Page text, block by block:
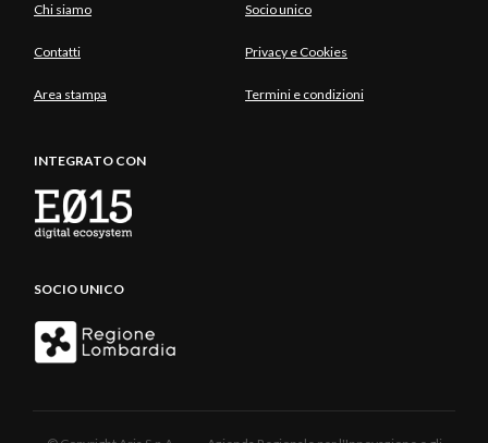
Chi siamo Socio unico
Contatti Privacy e Cookies
Area stampa Termini e condizioni
INTEGRATO CON
SOCIO UNICO